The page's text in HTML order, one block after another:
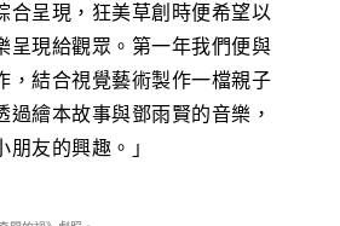
合呈現，狂美草創時便希望以
呈現給觀眾。第一年我們便與
，結合視覺藝術製作一檔親子
過繪本故事與鄧雨賢的音樂，
朋友的興趣。」